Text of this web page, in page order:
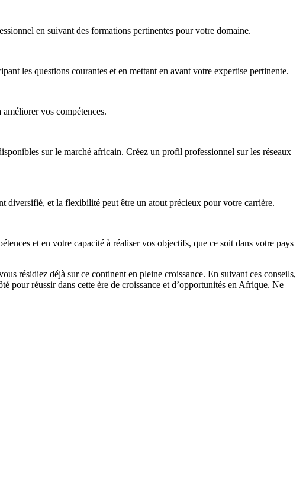
en suivant des formations pertinentes pour votre domaine.
les questions courantes et en mettant en avant votre expertise pertinente.
vos compétences.
sur le marché africain. Créez un profil professionnel sur les réseaux
diversifié, et la flexibilité peut être un atout précieux pour votre carrière.
et en votre capacité à réaliser vos objectifs, que ce soit dans votre pays
résidiez déjà sur ce continent en pleine croissance. En suivant ces conseils,
pour réussir dans cette ère de croissance et d’opportunités en Afrique. Ne